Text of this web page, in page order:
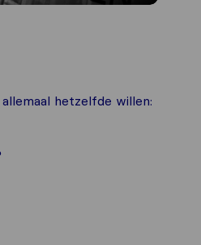
hetzelfde willen: